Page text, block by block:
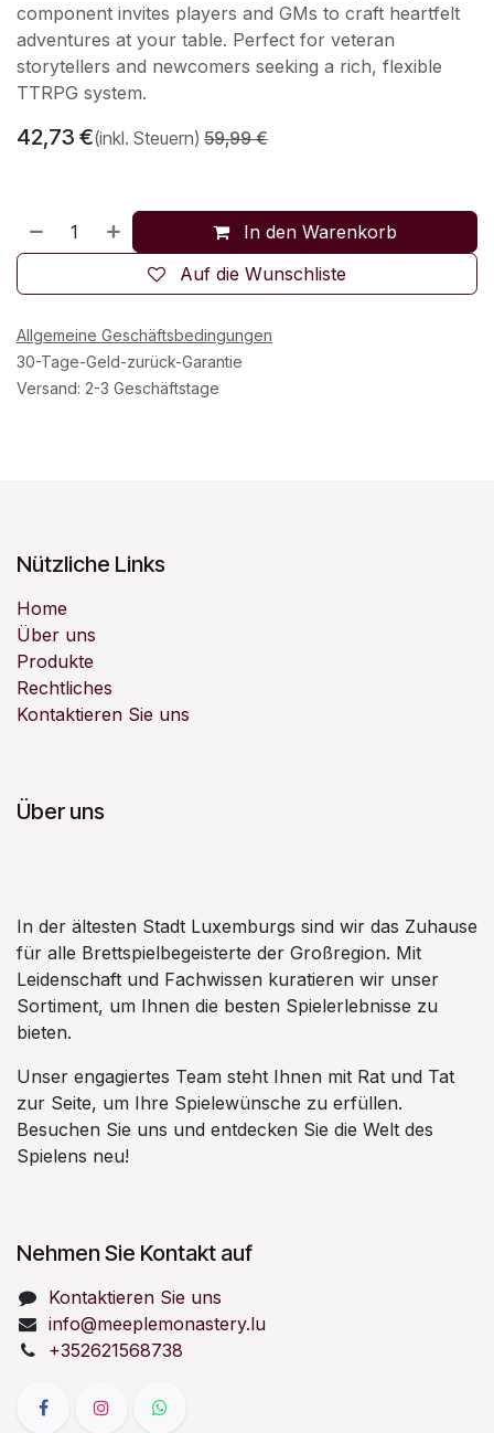
component invites players and GMs to craft heartfelt
adventures at your table. Perfect for veteran
storytellers and newcomers seeking a rich, flexible
TTRPG system.
42,73 €(inkl. Steuern) 59,99€
In den Warenkorb
Auf die Wunschliste
Allgemeine Geschäftsbedingungen
30-Tage-Geld-zurück-Garantie
Versand: 2-3 Geschäftstage
Nützliche Links
Home
Über uns
Produkte
Rechtliches
Kontaktieren Sie uns
Über uns
In der ältesten Stadt Luxemburgs sind wir das Zuhause
für alle Brettspielbegeisterte der Großregion. Mit
Leidenschaft und Fachwissen kuratieren wir unser
Sortiment, um Ihnen die besten Spielerlebnisse zu
bieten.
Unser engagiertes Team steht Ihnen mit Rat und Tat
zur Seite, um Ihre Spielewünsche zu erfüllen.
Besuchen Sie uns und entdecken Sie die Welt des
Spielens neu!
Nehmen Sie Kontakt auf
Kontaktieren Sie uns
info@meeplemonastery.lu
+352621568738